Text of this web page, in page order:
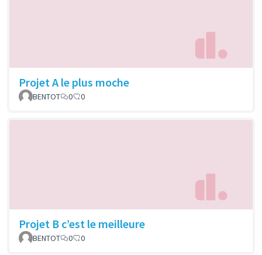
Projet A le plus moche
BENTOT 0 0
Projet B c’est le meilleure
BENTOT 0 0